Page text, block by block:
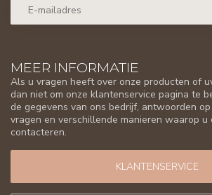
MEER INFORMATIE
Als u vragen heeft over onze producten of
dan niet om onze klantenservice pagina te
de gegevens van ons bedrijf, antwoorden
vragen en verschillende manieren waarop u
contacteren.
KLANTENSERVICE